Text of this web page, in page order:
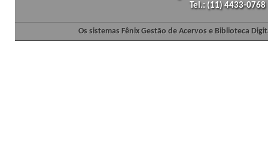
Tel.: (11) 4433-
Os sistemas Fênix Gestão de Acervos e Biblioteca